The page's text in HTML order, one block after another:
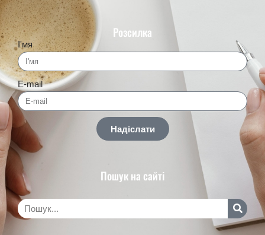
Розсилка
І'мя
E-mail
Надіслати
Пошук на сайті